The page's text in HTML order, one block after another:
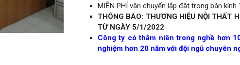
MIỄN PHÍ vận chuyển lắp đặt trong bán
THÔNG BÁO: THƯƠNG HIỆU NỘI THẤT
TỪ NGÀY 5/1/2022
Công ty có thâm niên trong nghề hơn
nghiệm hơn 20 năm với đội ngũ chuyên